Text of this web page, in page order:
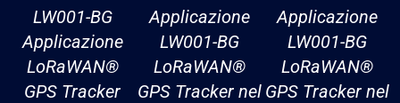
LW001-BG
Applicazione
LoRaWAN®
GPS Tracker
Applicazione
LW001-BG
LoRaWAN®
GPS Tracker nel
Applicazione
LW001-BG
LoRaWAN®
GPS Tracker nel